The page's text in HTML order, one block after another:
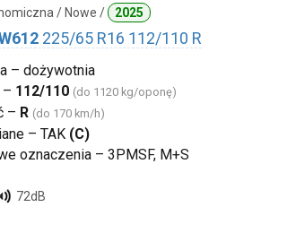
/ Nowe / 2025
225/65 R16 112/110 R
– dożywotnia
– 112/110 (do 1120 kg/oponę)
– R (do 170 km/h)
– TAK (C)
oznaczenia – 3PMSF, M+S
72dB